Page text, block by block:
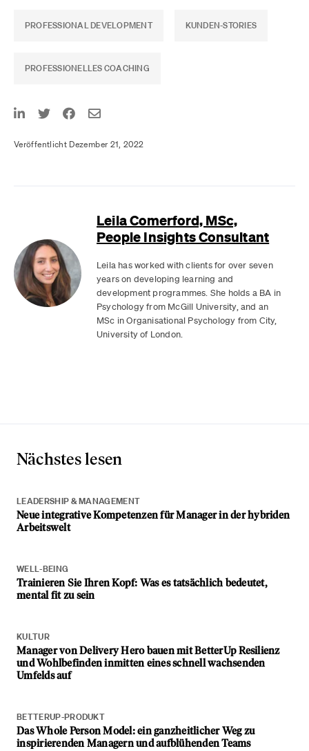
PROFESSIONAL DEVELOPMENT KUNDEN-STORIES
PROFESSIONELLES COACHING
Veröffentlicht Dezember 21, 2022
Leila Comerford, MSc,
People Insights Consultant
Leila has worked with clients for over seven
years on developing learning and
development programmes. She holds a BA in
Psychology from McGill University, and an
MSc in Organisational Psychology from City,
University of London.
Nächstes lesen
LEADERSHIP & MANAGEMENT
Neue integrative Kompetenzen für Manager in der hybriden
Arbeitswelt
WELL-BEING
Trainieren Sie Ihren Kopf: Was es tatsächlich bedeutet,
mental fit zu sein
KULTUR
Manager von Delivery Hero bauen mit BetterUp Resilienz
und Wohlbefinden inmitten eines schnell wachsenden
Umfelds auf
BETTERUP-PRODUKT
Das Whole Person Model: ein ganzheitlicher Weg zu
inspirierenden Managern und aufblühenden Teams